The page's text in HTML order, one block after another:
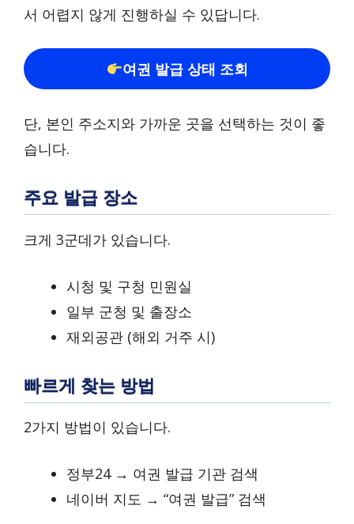
서 어렵지 않게 진행하실 수 있답니다.
여권 발급 상태 조회
단, 본인 주소지와 가까운 곳을 선택하는 것이 좋
습니다.
주요 발급 장소
크게 3군데가 있습니다.
시청 및 구청 민원실
일부 군청 및 출장소
재외공관 (해외 거주 시)
빠르게 찾는 방법
2가지 방법이 있습니다.
정부24 → 여권 발급 기관 검색
네이버 지도 → “여권 발급” 검색